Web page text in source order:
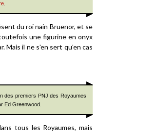
du roi nain Bruenor, et se
une figurine en onyx
Mais il ne s'en sert qu'en cas
des premiers PNJ des Royaumes
Ed Greenwood.
tous les Royaumes, mais